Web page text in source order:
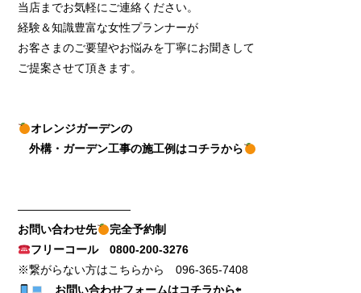
当店までお気軽にご連絡ください。
経験＆知識豊富な女性プランナーが
お客さまのご要望やお悩みを丁寧にお聞きして
ご提案させて頂きます。
オレンジガーデンの
外構・ガーデン工事の施工例はコチラから
——————————
お問い合わせ先
完全予約制
フリーコール0800-200-3276
※繋がらない方はこちらから096-365-7408
お問い合わせフォームはコチラから⇦